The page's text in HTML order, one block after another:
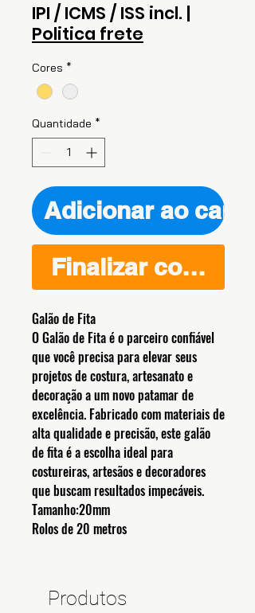
IPI / ICMS / ISS incl. |
Politica frete
Cores *
Quantidade *
Adicionar ao
Finalizar compra
Galão de Fita
O Galão de Fita é o parceiro confiável
que você precisa para elevar seus
projetos de costura, artesanato e
decoração a um novo patamar de
excelência. Fabricado com materiais de
alta qualidade e precisão, este galão
de fita é a escolha ideal para
costureiras, artesãos e decoradores
que buscam resultados impecáveis.
Tamanho:20mm
Rolos de 20 metros
Produtos